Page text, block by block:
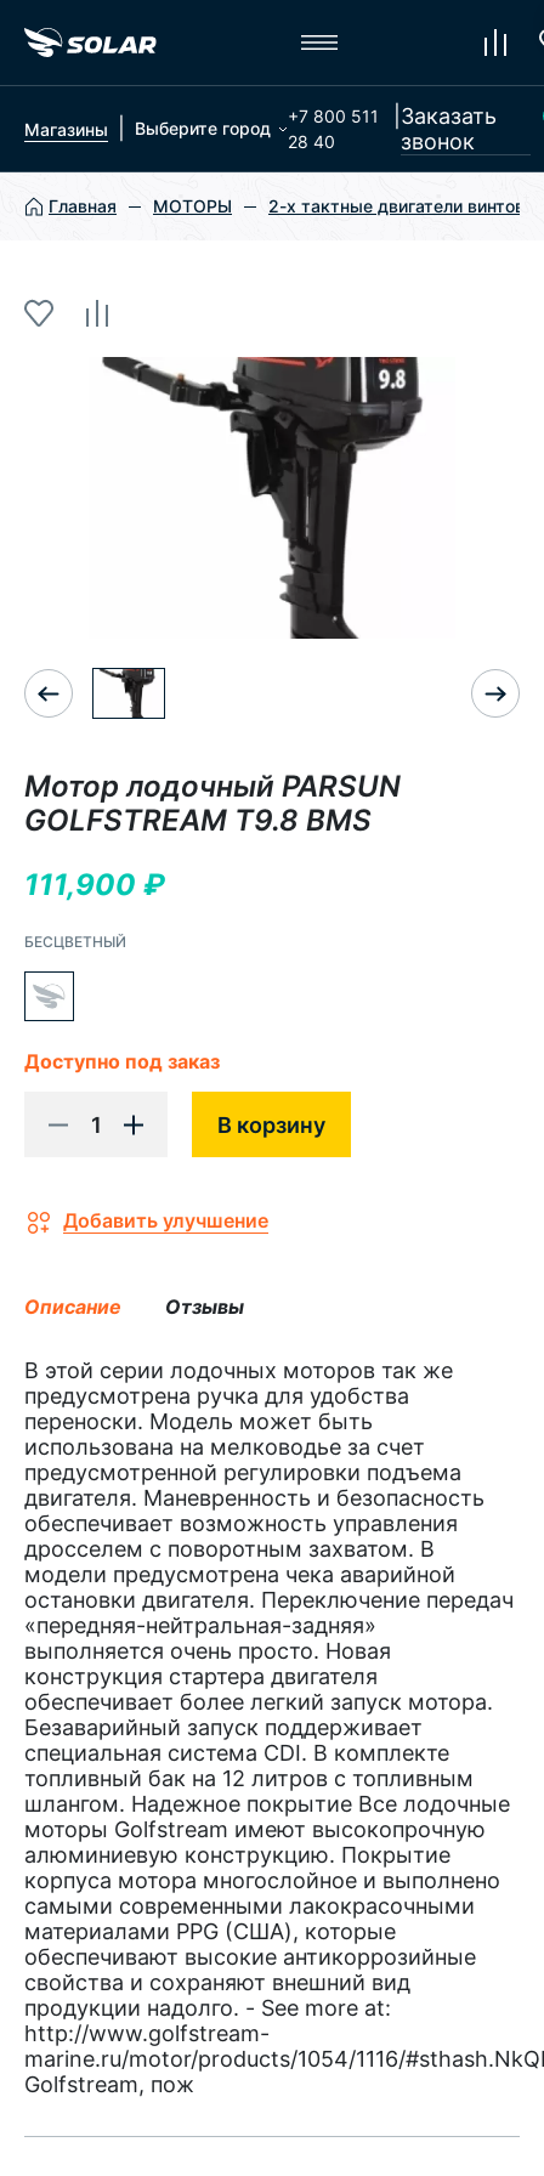
Магазины Выберите город
+7 800 511
28 40
Заказать
звонок
Главная МОТОРЫ 2-х тактные двигатели
Мотор лодочный PARSUN
GOLFSTREAM T9.8 BMS
111,900 ₽
БЕСЦВЕТНЫЙ
Доступно под заказ
1 В корзину
Добавить улучшение
Описание Отзывы
В этой серии лодочных моторов так же
предусмотрена ручка для удобства
переноски. Модель может быть
использована на мелководье за счет
предусмотренной регулировки подъема
двигателя. Маневренность и безопасность
обеспечивает возможность управления
дросселем с поворотным захватом. В
модели предусмотрена чека аварийной
остановки двигателя. Переключение передач
«передняя-нейтральная-задняя»
выполняется очень просто. Новая
конструкция стартера двигателя
обеспечивает более легкий запуск мотора.
Безаварийный запуск поддерживает
специальная система CDI. В комплекте
топливный бак на 12 литров с топливным
шлангом. Надежное покрытие Все лодочные
моторы Golfstream имеют высокопрочную
алюминиевую конструкцию. Покрытие
корпуса мотора многослойное и выполнено
самыми современными лакокрасочными
материалами PPG (США), которые
обеспечивают высокие антикоррозийные
свойства и сохраняют внешний вид
продукции надолго. - See more at:
http://www.golfstream-
marine.ru/motor/products/1054/1116/
Golfstream, пож